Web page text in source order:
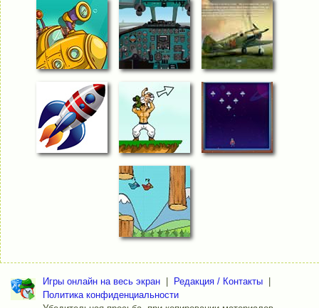
Игры онлайн на весь экран Редакция / Контакты
Политика конфиденциальности